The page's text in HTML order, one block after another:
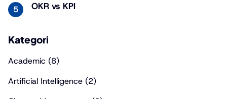
OKR vs KPI
Kategori
Academic (8)
Artificial Intelligence (2)